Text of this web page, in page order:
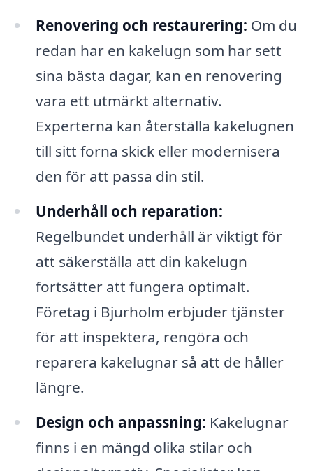
Renovering och restaurering: Om du
redan har en kakelugn som har sett
sina bästa dagar, kan en renovering
vara ett utmärkt alternativ.
Experterna kan återställa kakelugnen
till sitt forna skick eller modernisera
den för att passa din stil.
Underhåll och reparation:
Regelbundet underhåll är viktigt för
att säkerställa att din kakelugn
fortsätter att fungera optimalt.
Företag i Bjurholm erbjuder tjänster
för att inspektera, rengöra och
reparera kakelugnar så att de håller
längre.
Design och anpassning: Kakelugnar
finns i en mängd olika stilar och